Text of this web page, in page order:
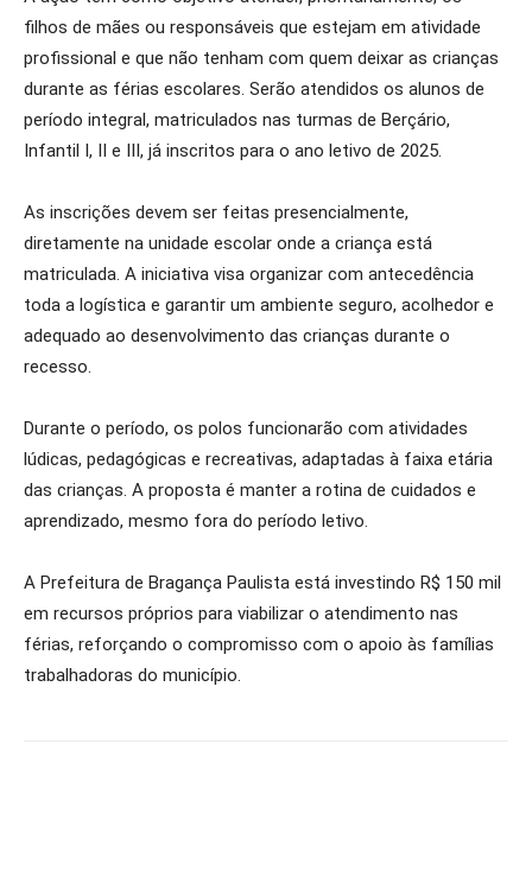
filhos de mães ou responsáveis que estejam em atividade
profissional e que não tenham com quem deixar as crianças
durante as férias escolares. Serão atendidos os alunos de
período integral, matriculados nas turmas de Berçário,
Infantil I, II e III, já inscritos para o ano letivo de 2025.
As inscrições devem ser feitas presencialmente,
diretamente na unidade escolar onde a criança está
matriculada. A iniciativa visa organizar com antecedência
toda a logística e garantir um ambiente seguro, acolhedor e
adequado ao desenvolvimento das crianças durante o
recesso.
Durante o período, os polos funcionarão com atividades
lúdicas, pedagógicas e recreativas, adaptadas à faixa etária
das crianças. A proposta é manter a rotina de cuidados e
aprendizado, mesmo fora do período letivo.
A Prefeitura de Bragança Paulista está investindo R$ 150 mil
em recursos próprios para viabilizar o atendimento nas
férias, reforçando o compromisso com o apoio às famílias
trabalhadoras do município.